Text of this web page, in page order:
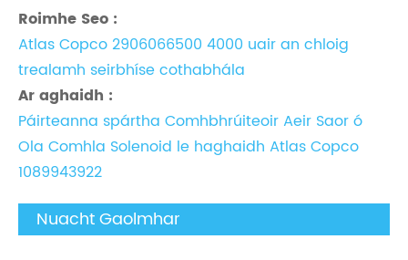
Roimhe Seo :
Atlas Copco 2906066500 4000 uair an chloig
trealamh seirbhíse cothabhála
Ar aghaidh :
Páirteanna spártha Comhbhrúiteoir Aeir Saor ó
Ola Comhla Solenoid le haghaidh Atlas Copco
1089943922
Nuacht Gaolmhar